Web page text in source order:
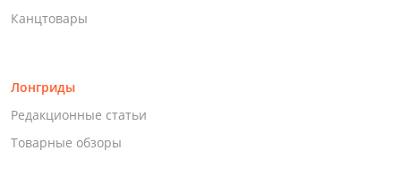
Канцтовары
Лонгриды
Редакционные статьи
Товарные обзоры